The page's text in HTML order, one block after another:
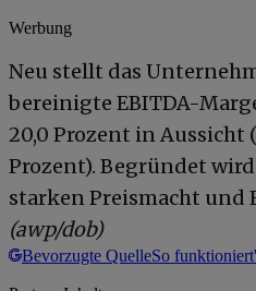
Werbung
Neu stellt das
bereinigte EBITDA-
20,0 Prozent in Aussicht
Prozent). Begründet
starken Preismacht und
(awp/dob)
Bevorzugte QuelleSo